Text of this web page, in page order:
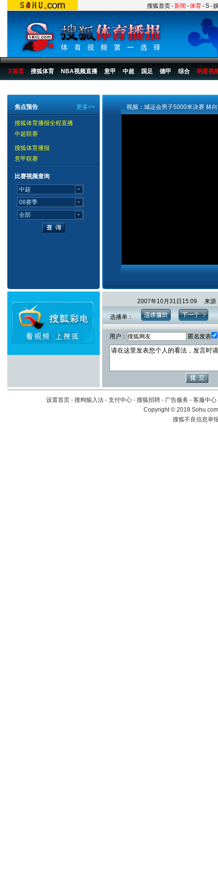
搜狐首页-新闻 -体育-S-
S首页 搜狐体育 NBA视频直播 意甲 中超 国足 德甲 综合 明星视
更多>>
焦点预告
搜狐体育播报全程直播
中超联赛
搜狐体育播报
意甲联赛
比赛视频查询
视频：城运会男子5000米决赛 林
2007年10月31日15:09 来
选播单：
用户： 匿名发表
设置首页 - 搜狗输入法 - 支付中心 - 搜狐招聘 - 广告服务 - 客服中心
Copyright©2018
搜狐不良信息举